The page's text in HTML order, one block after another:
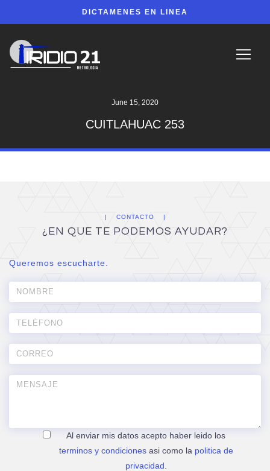
DICTAMENES EN LINEA
June 15, 2020
CUITLAHUAC 253
CONTACTO
¿EN QUE TE PODEMOS AYUDAR?
Queremos escucharte.
Al enviar mis datos acepto haber leido los
terminos y condicionesasi como la politica de
privacidad